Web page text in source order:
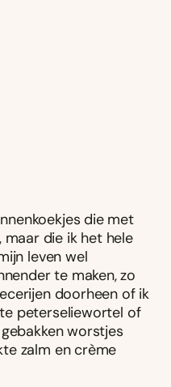
die met
die ik het hele
leven wel
te maken, zo
doorheen of ik
peterseliewortel of
worstjes
zalm en crème